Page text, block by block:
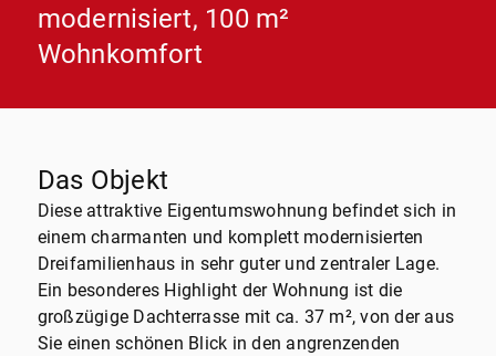
modernisiert, 100 m²
Wohnkomfort
Das Objekt
Diese attraktive Eigentumswohnung befindet sich in
einem charmanten und komplett modernisierten
Dreifamilienhaus in sehr guter und zentraler Lage.
Ein besonderes Highlight der Wohnung ist die
großzügige Dachterrasse mit ca. 37 m², von der aus
Sie einen schönen Blick in den angrenzenden